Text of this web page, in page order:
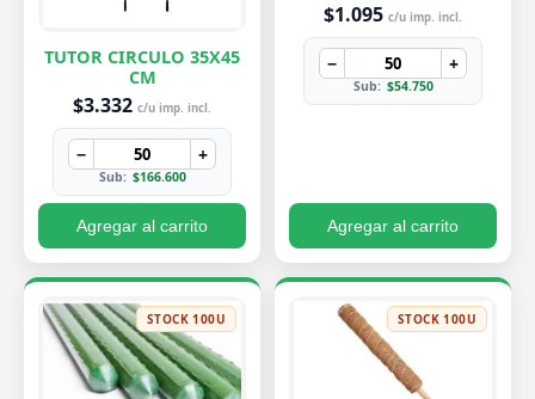
TUTOR CIRCULO 35X45
CM
$3.332 c/u imp. incl.
− +
Sub: $166.600
Agregar al carrito
$1.095 c/u imp. incl.
− +
Sub: $54.750
Agregar al carrito
STOCK 100U STOCK 100U